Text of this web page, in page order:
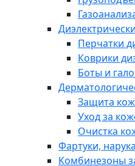
Перчатки
Коврики
Боты и
Защита
Уход за
Очистка
Фартуки,
Комбинезоны